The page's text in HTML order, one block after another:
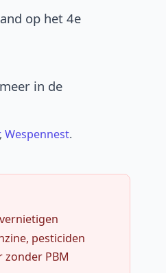
op het 4e
in de
, Wespennest.
pesticiden
PBM